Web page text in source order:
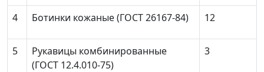
4 Ботинки кожаные (ГОСТ 26167-84) 12
5
Рукавицы комбинированные
(ГОСТ 12.4.010-75)
3